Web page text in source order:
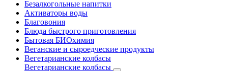
Безалкогольные напитки
Активаторы воды
Благовония
Блюда быстрого приготовления
Бытовая БИОхимия
Веганские и сыроедческие продукты
Вегетарианские колбасы
Вегетарианские колбасы